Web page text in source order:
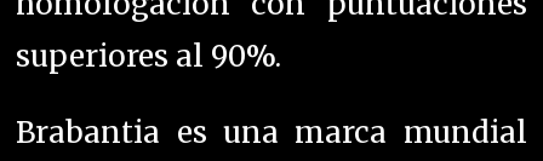
superiores al 90%.
Brabantia es una marca mundial